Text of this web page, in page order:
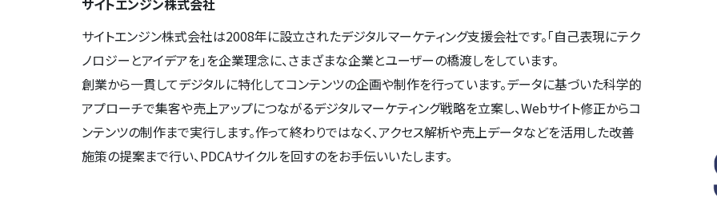
サイトエンジン株式会社
サイトエンジン株式会社は2008年に設立されたデジタルマーケティング支援会社です。「自己表現にテク
ノロジーとアイデアを」を企業理念に、さまざまな企業とユーザーの橋渡しをしています。
創業から一貫してデジタルに特化してコンテンツの企画や制作を行っています。データに基づいた科学的
アプローチで集客や売上アップにつながるデジタルマーケティング戦略を立案し、Webサイト修正からコ
ンテンツの制作まで実行します。作って終わりではなく、アクセス解析や売上データなどを活用した改善
施策の提案まで行い、PDCAサイクルを回すのをお手伝いいたします。